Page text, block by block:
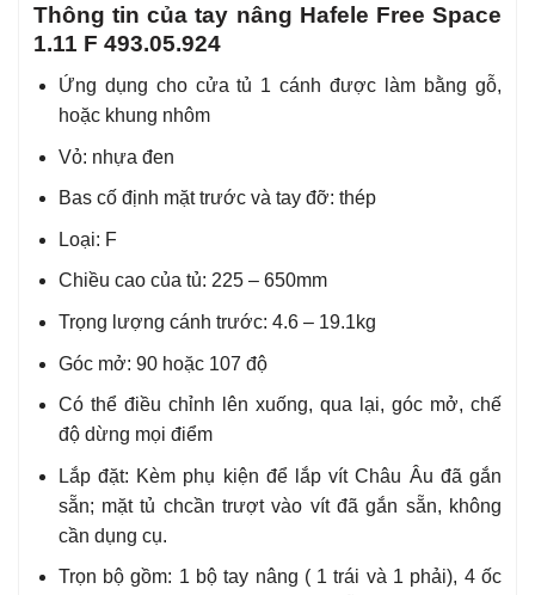
Thông tin của tay nâng Hafele Free Space
1.11 F 493.05.924
Ứng dụng cho cửa tủ 1 cánh được làm bằng gỗ,
hoặc khung nhôm
Vỏ: nhựa đen
Bas cố định mặt trước và tay đỡ: thép
Loại: F
Chiều cao của tủ: 225 – 650mm
Trọng lượng cánh trước: 4.6 – 19.1kg
Góc mở: 90 hoặc 107 độ
Có thể điều chỉnh lên xuống, qua lại, góc mở, chế
độ dừng mọi điểm
Lắp đặt: Kèm phụ kiện để lắp vít Châu Âu đã gắn
sẵn; mặt tủ chcần trượt vào vít đã gắn sẵn, không
cần dụng cụ.
Trọn bộ gồm: 1 bộ tay nâng ( 1 trái và 1 phải), 4 ốc